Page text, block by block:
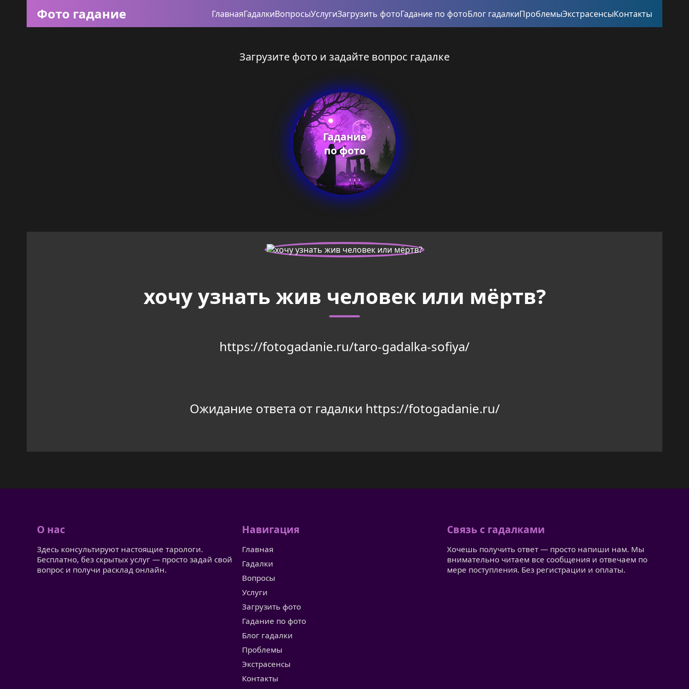
Фото гадание ГлавнаяГадалкиВопросыУслугиЗагрузить фотоГадание по фотоБлог гадалкиПроблемыЭкстрасенсыКонтакты
Загрузите фото и задайте вопрос гадалке
Гадание
по фото
хочу узнать жив человек или мёртв?
https://fotogadanie.ru/taro-gadalka-sofiya/
Ожидание ответа от гадалки https://fotogadanie.ru/
О нас
Здесь консультируют настоящие тарологи.
Бесплатно, без скрытых услуг — просто задай свой
вопрос и получи расклад онлайн.
Навигация
Главная
Гадалки
Вопросы
Услуги
Загрузить фото
Гадание по фото
Блог гадалки
Проблемы
Экстрасенсы
Контакты
Связь с гадалками
Хочешь получить ответ — просто напиши нам. Мы
внимательно читаем все сообщения и отвечаем по
мере поступления. Без регистрации и оплаты.